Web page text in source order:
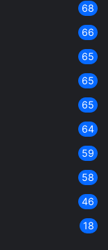
68
66
65
65
65
64
59
58
46
18